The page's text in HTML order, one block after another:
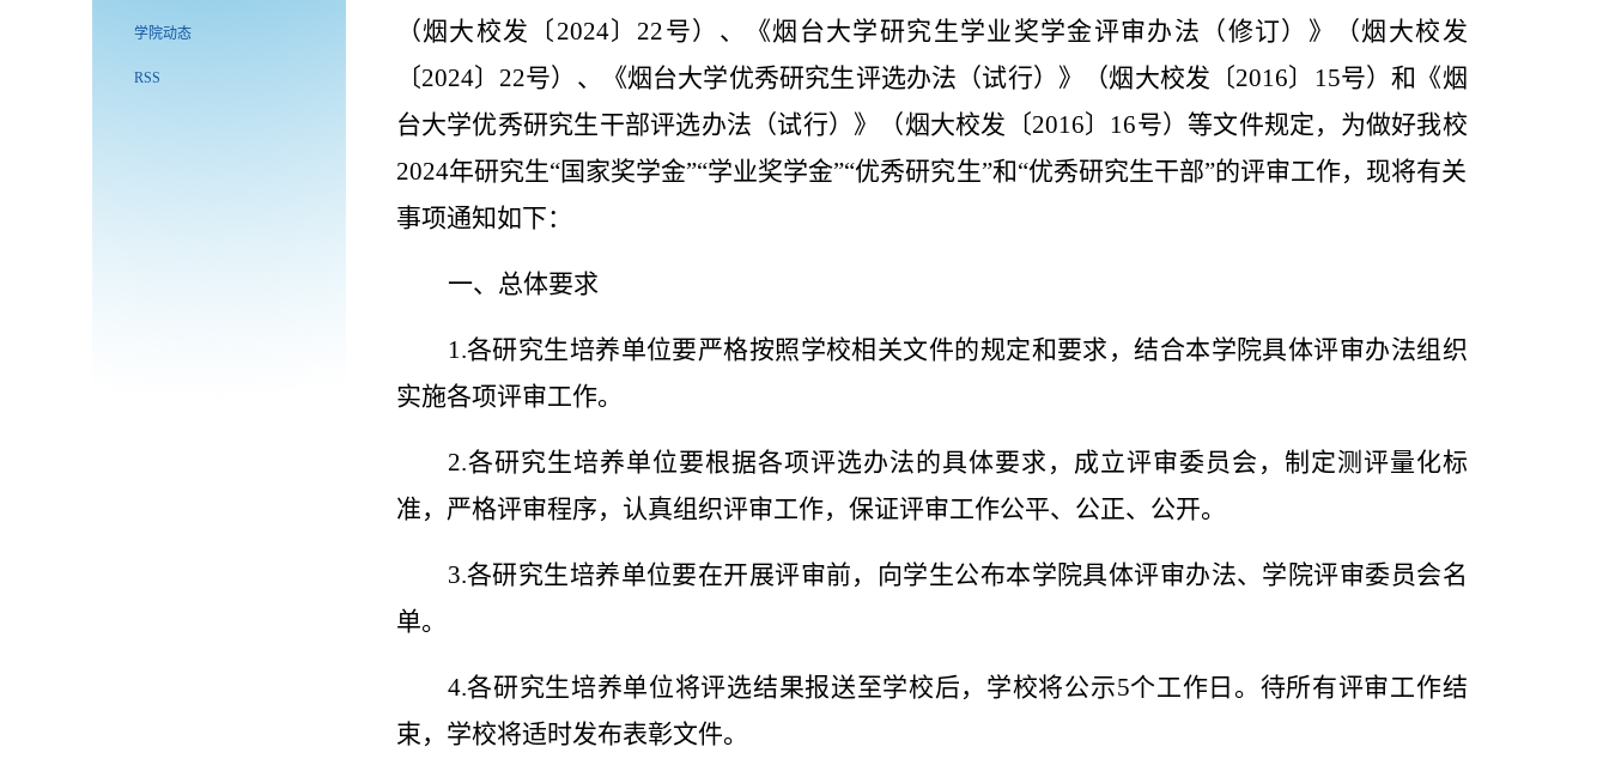
学院动态
RSS
（烟大校发〔 2024〕 22号）、《烟台大学研究生学业奖学金评审办法（修订）》（烟大校发
〔2024〕 22号）、《烟台大学优秀研究生评选办法（试行）》（烟大校发〔2016〕 15号）和《烟
台大学优秀研究生干部评选办法（试行）》（烟大校发〔2016〕 16号）等文件规定，为做好我校
2024年研究生“国家奖学金”“学业奖学金”“优秀研究生”和“优秀研究生干部”的评审工作，现将有关
事项通知如下：
一、 总体要求
1.各研究生培养单位要严格按照学校相关文件的规定和要求，结合本学院具体评审办法组织
实施各项评审工作。
2.各研究生培养单位要根据各项评选办法的具体要求，成立评审委员会，制定测评量化标
准，严格评审程序，认真组织评审工作，保证评审工作公平、公正、公开。
3.各研究生培养单位要在开展评审前，向学生公布本学院具体评审办法、学院评审委员会名
单。
4.各研究生培养单位将评选结果报送至学校后，学校将公示5个工作日。待所有评审工作结
束，学校将适时发布表彰文件。